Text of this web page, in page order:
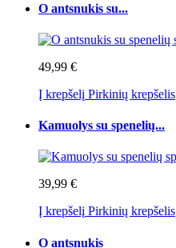
O antsnukis su...
49,99 €
Į krepšelį Pirkinių krepšelis
Kamuolys su spenelių...
39,99 €
Į krepšelį Pirkinių krepšelis
O antsnukis